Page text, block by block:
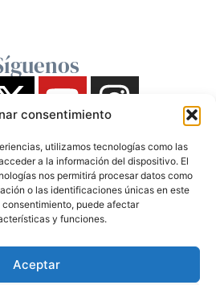
consentimiento
utilizamos tecnologías como las
a la información del dispositivo. El
nos permitirá procesar datos como
o las identificaciones únicas en este
puede afectar
y funciones.
Aceptar